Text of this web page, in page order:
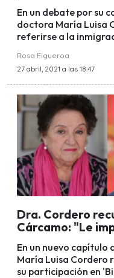
En un debate por su
doctora María Luisa
referirse a la
Rosa Figueroa
27 abril, 2021 a las 18:47
Dra. Cordero
Cárcamo: "Le
En un nuevo capítulo
María Luisa Cordero
su participación en